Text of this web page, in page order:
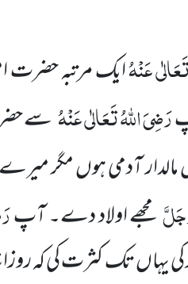
عَنْہُایک مرتبہ حضرت
رَضِیَ اللہُ تَعَالٰی عَنْہُسے
آدمی ہوں مگر میرے
مجھے اولاد دے۔ آپ
یہاں تک کثرت کی کہ